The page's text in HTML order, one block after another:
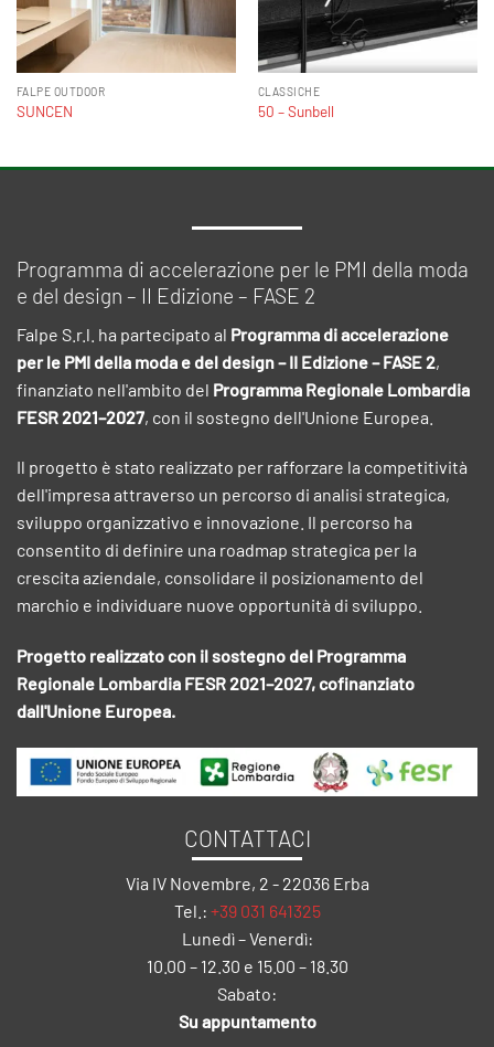
FALPE OUTDOOR
SUNCEN
CLASSICHE
50 – Sunbell
Programma di accelerazione per le PMI della moda
e del design – II Edizione – FASE 2
Falpe S.r.l. ha partecipato al Programma di accelerazione
per le PMI della moda e del design – II Edizione – FASE 2,
finanziato nell'ambito del Programma Regionale Lombardia
FESR 2021–2027, con il sostegno dell'Unione Europea.
Il progetto è stato realizzato per rafforzare la competitività
dell'impresa attraverso un percorso di analisi strategica,
sviluppo organizzativo e innovazione. Il percorso ha
consentito di definire una roadmap strategica per la
crescita aziendale, consolidare il posizionamento del
marchio e individuare nuove opportunità di sviluppo.
Progetto realizzato con il sostegno del Programma
Regionale Lombardia FESR 2021–2027, cofinanziato
dall'Unione Europea.
CONTATTACI
Via IV Novembre, 2 - 22036 Erba
Tel.: +39 031 641325
Lunedì – Venerdì:
10.00 – 12.30 e 15.00 – 18.30
Sabato:
Su appuntamento